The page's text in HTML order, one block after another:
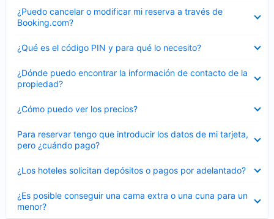
¿Puedo cancelar o modificar mi reserva a través de
Booking.com?
cerrado
¿Qué es el código PIN y para qué lo necesito?
cerrado
¿Dónde puedo encontrar la información de contacto de la
propiedad?
cerrado
¿Cómo puedo ver los precios?
cerrado
Para reservar tengo que introducir los datos de mi tarjeta,
pero ¿cuándo pago?
cerrado
¿Los hoteles solicitan depósitos o pagos por adelantado?
cerrado
¿Es posible conseguir una cama extra o una cuna para un
menor?
cerrado